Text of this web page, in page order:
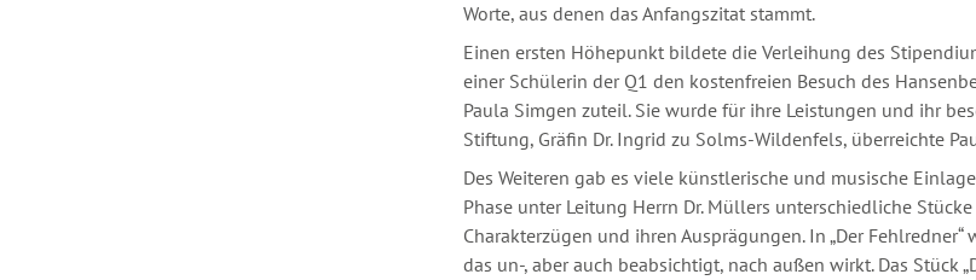
Worte, aus denen das Anfangszitat stammt.
Einen ersten Höhepunkt bildete die Verleihung des
einer Schülerin der Q1 den kostenfreien Besuch des
Paula Simgen zuteil. Sie wurde für ihre Leistungen und ihr
Stiftung, Gräfin Dr. Ingrid zu Solms-Wildenfels, überreichte
Des Weiteren gab es viele künstlerische und musische
Phase unter Leitung Herrn Dr. Müllers unterschiedliche
Charakterzügen und ihren Ausprägungen. In „Der
das un-, aber auch beabsichtigt, nach außen wirkt. Das Stück